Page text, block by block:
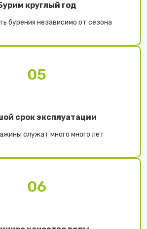
круглый год
бурения независимо от сезона
05
срок эксплуатации
служат много много лет
06